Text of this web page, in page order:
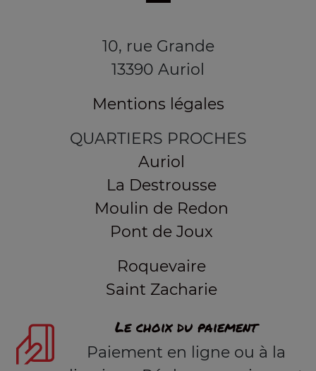
10, rue Grande
13390 Auriol
Mentions légales
QUARTIERS PROCHES
Auriol
La Destrousse
Moulin de Redon
Pont de Joux
Roquevaire
Saint Zacharie
Le choix du paiement
Paiement en ligne ou à la